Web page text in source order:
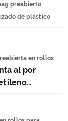
preabierto
de plástico
en rollos
al por